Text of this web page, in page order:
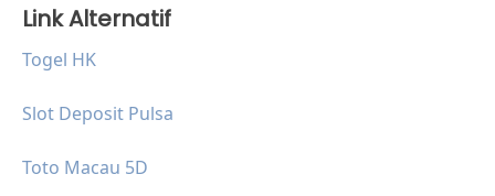
Link Alternatif
Togel HK
Slot Deposit Pulsa
Toto Macau 5D